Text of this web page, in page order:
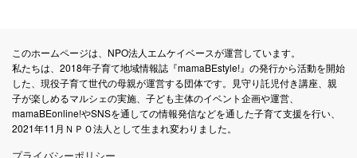
このホームページは、NPO法人エムケイベースが運営しています。
私たちは、2018年子育て地域情報誌『mamaBEstyle!』の発行から活動を開始
した、現役子育て世代の母親が運営する団体です。見守り託児付き講座、親
子が楽しめるマルシェの実施、子ども主体のイベント企画や運営、
mamaBEonline!やSNSを通しての情報発信などを通した子育て支援を行い、
2021年11月ＮＰＯ法人として生まれ変わりました。